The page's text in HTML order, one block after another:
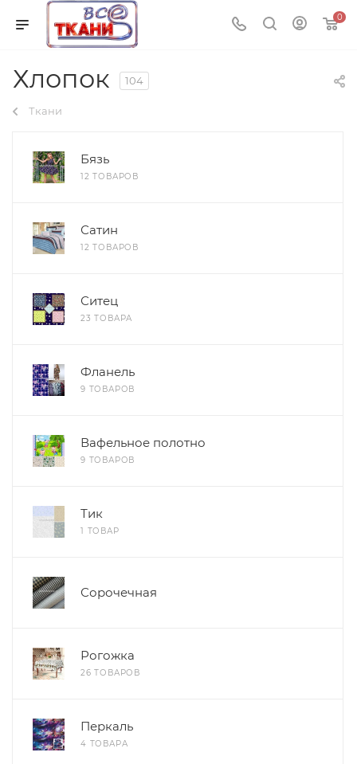
0
Хлопок 104
Ткани
Бязь
12 ТОВАРОВ
Сатин
12 ТОВАРОВ
Ситец
23 ТОВАРА
Фланель
9 ТОВАРОВ
Вафельное полотно
9 ТОВАРОВ
Тик
1 ТОВАР
Сорочечная
Рогожка
26 ТОВАРОВ
Перкаль
4 ТОВАРА